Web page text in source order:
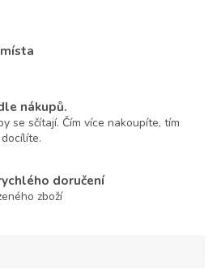
nákupů.
se sčítají. Čím více nakoupíte, tím
doručení
zboží